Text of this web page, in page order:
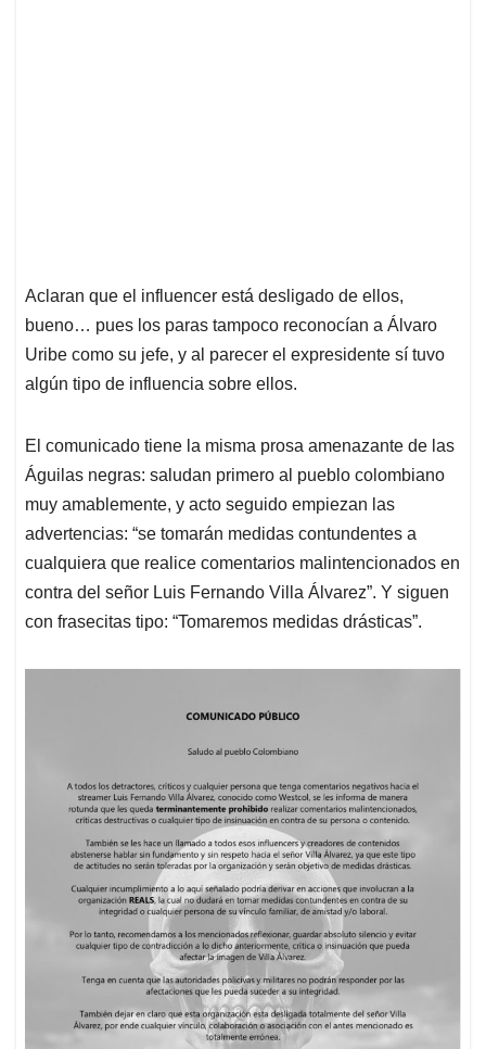
Aclaran que el influencer está desligado de ellos,
bueno… pues los paras tampoco reconocían a Álvaro
Uribe como su jefe, y al parecer el expresidente sí tuvo
algún tipo de influencia sobre ellos.
El comunicado tiene la misma prosa amenazante de las
Águilas negras: saludan primero al pueblo colombiano
muy amablemente, y acto seguido empiezan las
advertencias: “se tomarán medidas contundentes a
cualquiera que realice comentarios malintencionados en
contra del señor Luis Fernando Villa Álvarez”. Y siguen
con frasecitas tipo: “Tomaremos medidas drásticas”.